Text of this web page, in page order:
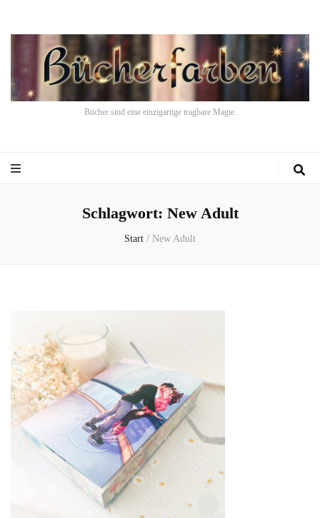
Bücher sind eine einzigartige tragbare Magie.
Schlagwort: New Adult
Start / New Adult